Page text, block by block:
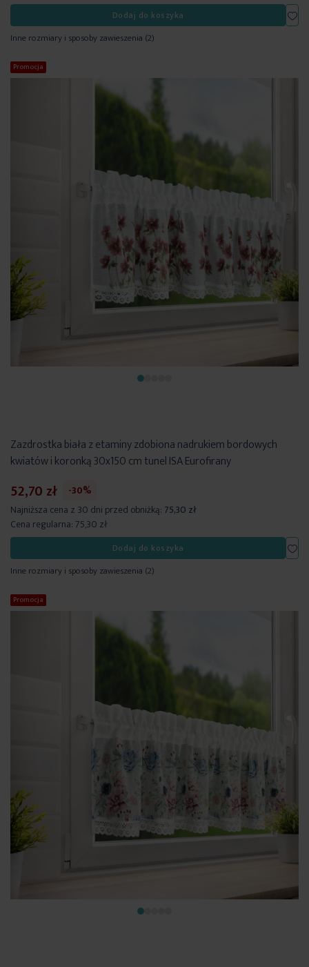
Dodaj do koszyka
Inne rozmiary i sposoby zawieszenia (2)
Promocja
Zazdrostka biała z etaminy zdobiona nadrukiem bordowych
kwiatów i koronką 30x150 cm tunel ISA Eurofirany
52,70 zł
-30%
Najniższa cena z 30 dni przed obniżką: 75,30 zł
Cena regularna: 75,30 zł
Dodaj do koszyka
Inne rozmiary i sposoby zawieszenia (2)
Promocja